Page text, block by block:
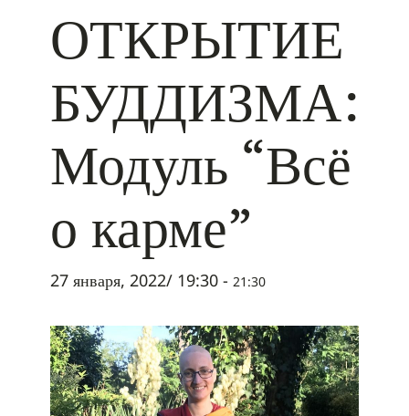
ОТКРЫТИЕ
БУДДИЗМА:
Модуль “Всё
о карме”
27 января, 2022/ 19:30 - 21:30